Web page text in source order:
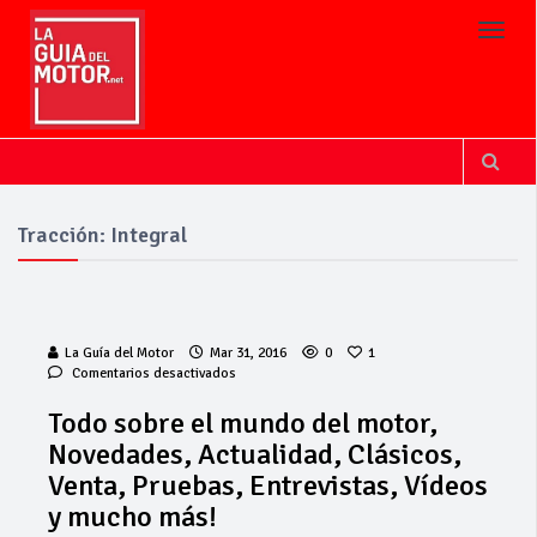
Tracción: Integral
La Guía del Motor Mar 31, 2016 0
1
Comentarios desactivados
el
mundo
del
motor,
Todo sobre el mundo del motor,
Novedades, Actualidad, Clásicos,
Venta, Pruebas, Entrevistas, Vídeos
y mucho más!